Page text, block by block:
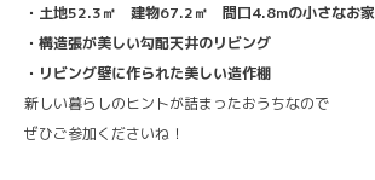
・土地52.3㎡ 建物67.2㎡ 間口4.8mの小さなお家
・構造張が美しい勾配天井のリビング
・リビング壁に作られた美しい造作棚
新しい暮らしのヒントが詰まったおうちなので
ぜひご参加くださいね！